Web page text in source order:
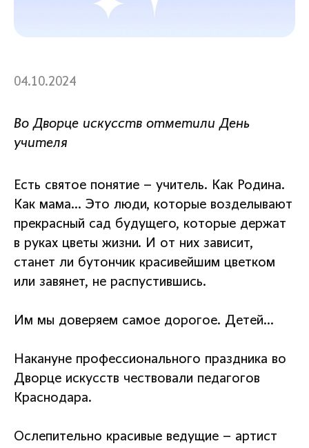
04.10.2024
Во Дворце искусств отметили День
учителя
Есть святое понятие – учитель. Как Родина.
Как мама… Это люди, которые возделывают
прекрасный сад будущего, которые держат
в руках цветы жизни. И от них зависит,
станет ли бутончик красивейшим цветком
или завянет, не распустившись.
Им мы доверяем самое дорогое. Детей…
Накануне профессионального праздника во
Дворце искусств чествовали педагогов
Краснодара.
Ослепительно красивые ведущие – артист